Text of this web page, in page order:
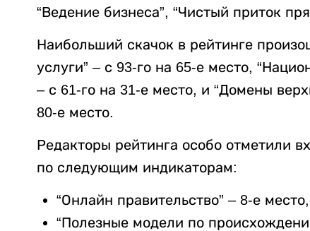
“Ведение бизнеса”, “Чистый приток
Наибольший скачок в рейтинге
услуги” – с 93-го на 65-е место,
– с 61-го на 31-е место, и “Домены
80-е место.
Редакторы рейтинга особо отметили
по следующим индикаторам:
“Онлайн правительство” – 8-е место,
“Полезные модели по